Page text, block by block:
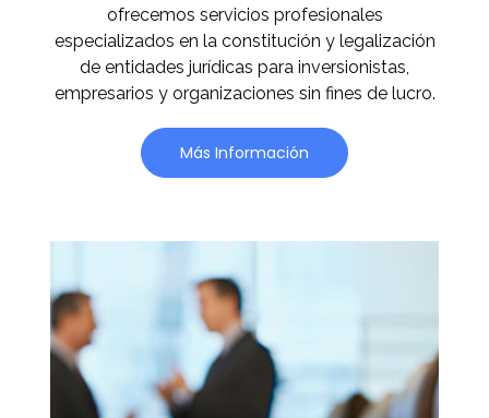
ofrecemos servicios profesionales
especializados en la constitución y legalización
de entidades jurídicas para inversionistas,
empresarios y organizaciones sin fines de lucro.
Más Información